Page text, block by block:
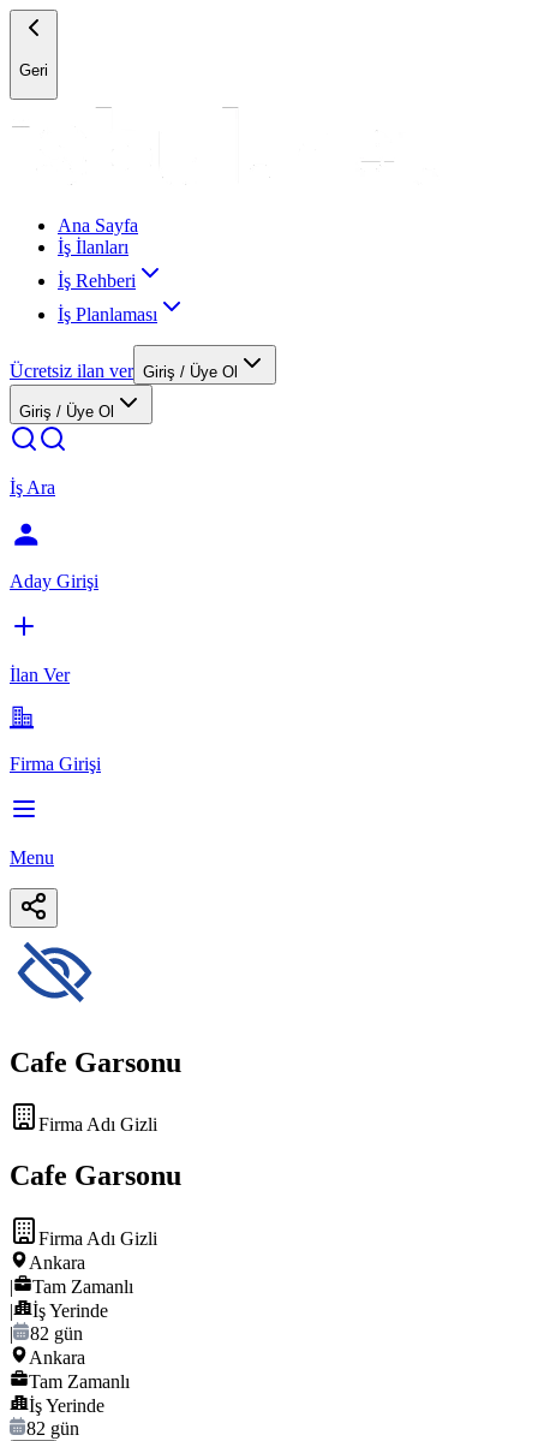
Geri
Ana Sayfa
İş İlanları
İş Rehberi
İş Planlaması
Ücretsiz ilan ver Giriş / Üye Ol
Giriş / Üye Ol
İş Ara
Aday Girişi
İlan Ver
Firma Girişi
Menu
Cafe Garsonu
Firma Adı Gizli
Cafe Garsonu
Firma Adı Gizli
Ankara
|
Tam Zamanlı
|
İş Yerinde
|
82 gün
Ankara
Tam Zamanlı
İş Yerinde
82 gün